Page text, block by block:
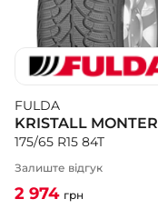
FULDA
KRISTALL
175/65 R15 84T
Залиште відгук
2 974 грн